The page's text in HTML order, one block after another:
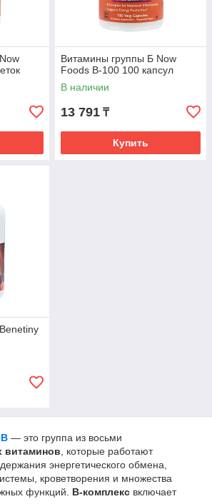
Витамины группы Б Now
Foods B-100 100 капсул
В наличии
13 791 ₸
Купить
— это группа из восьми
витаминов , которые работают
энергетического обмена,
кроветворения и множества
функций. B-комплекс включает